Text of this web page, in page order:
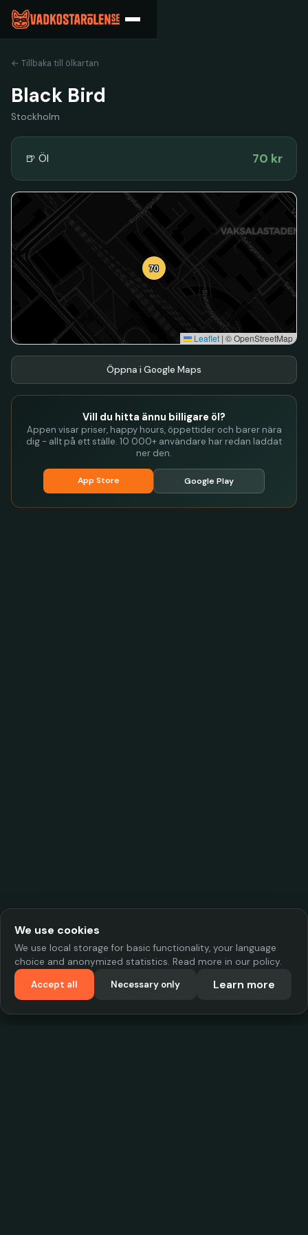
← Tillbaka till ölkartan
Black Bird
Stockholm
🍺 Öl 70 kr
70
Leaflet | © OpenStreetMap
Öppna i Google Maps
Vill du hitta ännu billigare öl?
Appen visar priser, happy hours, öppettider och barer nära
dig - allt på ett ställe. 10 000+ användare har redan laddat
ner den.
App Store Google Play
We use cookies
We use local storage for basic functionality, your language
choice and anonymized statistics. Read more in our policy.
Accept all
Necessary only Learn more